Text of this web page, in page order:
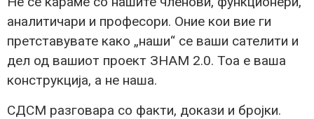
аналитичари и професори. Оние кои вие ги
претставувате како „наши“ се ваши сателити и
дел од вашиот проект ЗНАМ 2.0. Тоа е ваша
конструкција, а не наша.
СДСМ разговара со факти, докази и бројки.